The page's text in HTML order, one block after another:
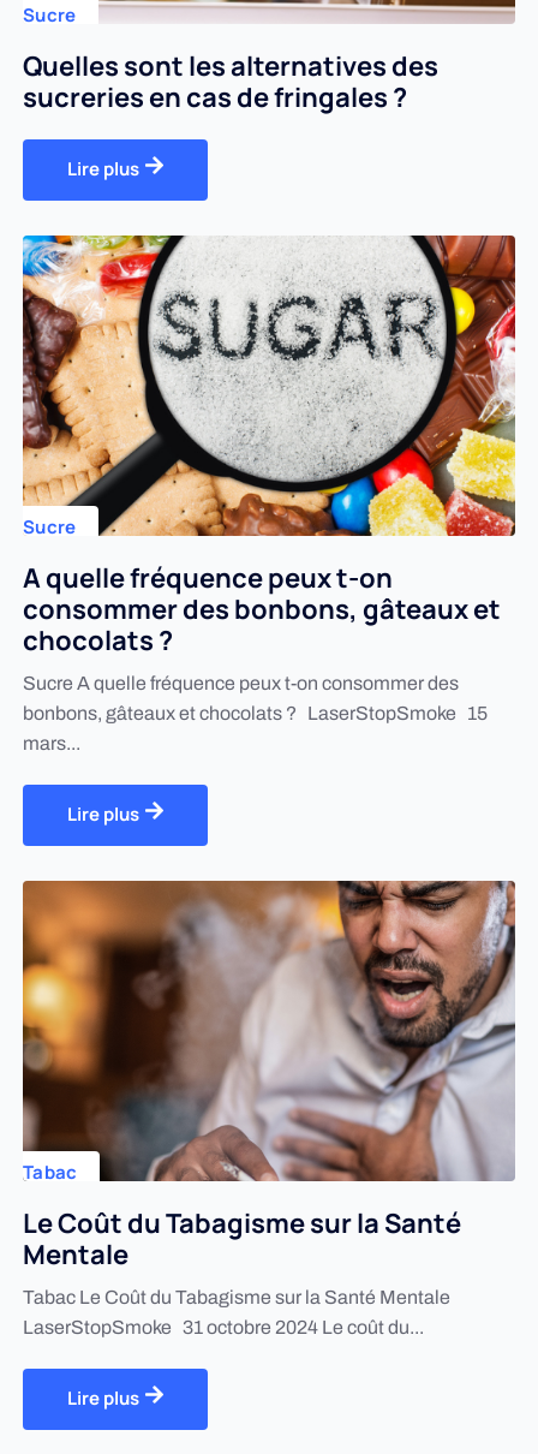
Sucre
Quelles sont les alternatives des
sucreries en cas de fringales ?
Lire plus
Sucre
A quelle fréquence peux t-on
consommer des bonbons, gâteaux et
chocolats ?
Sucre A quelle fréquence peux t-on consommer des
bonbons, gâteaux et chocolats ? LaserStopSmoke 15
mars...
Lire plus
Tabac
Le Coût du Tabagisme sur la Santé
Mentale
Tabac Le Coût du Tabagisme sur la Santé Mentale
LaserStopSmoke 31 octobre 2024 Le coût du...
Lire plus